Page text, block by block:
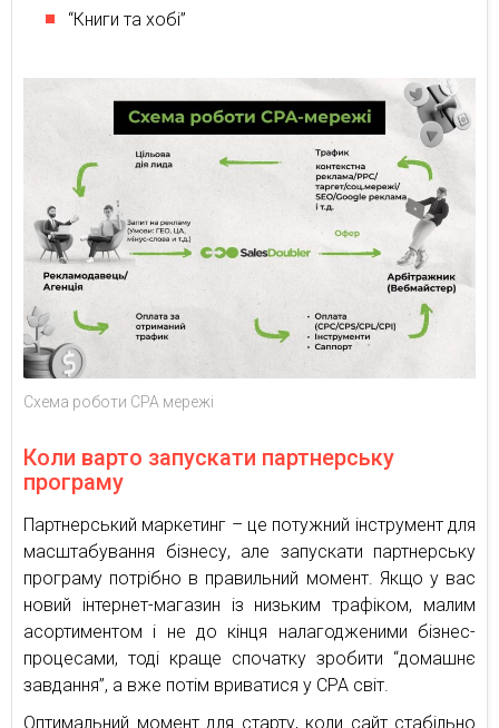
“Книги та хобі”
Схема роботи CPA мережі
Коли варто запускати партнерську
програму
Партнерський маркетинг – це потужний інструмент для
масштабування бізнесу, але запускати партнерську
програму потрібно в правильний момент. Якщо у вас
новий інтернет-магазин із низьким трафіком, малим
асортиментом і не до кінця налагодженими бізнес-
процесами, тоді краще спочатку зробити “домашнє
завдання”, а вже потім вриватися у CPA світ.
Оптимальний момент для старту, коли сайт стабільно